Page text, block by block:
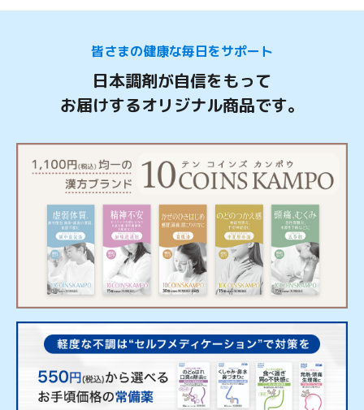
皆さまの健康な毎日をサポート
日本調剤が自信をもって
お届けするオリジナル商品です。